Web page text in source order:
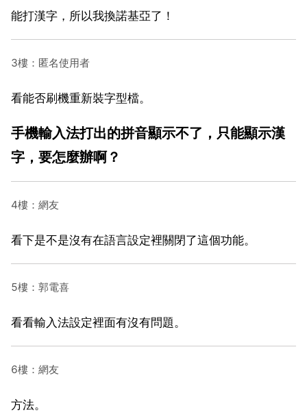
能打漢字，所以我換諾基亞了！
3樓：匿名使用者
看能否刷機重新裝字型檔。
手機輸入法打出的拼音顯示不了，只能顯示漢
字，要怎麼辦啊？
4樓：網友
看下是不是沒有在語言設定裡關閉了這個功能。
5樓：郭電喜
看看輸入法設定裡面有沒有問題。
6樓：網友
方法。